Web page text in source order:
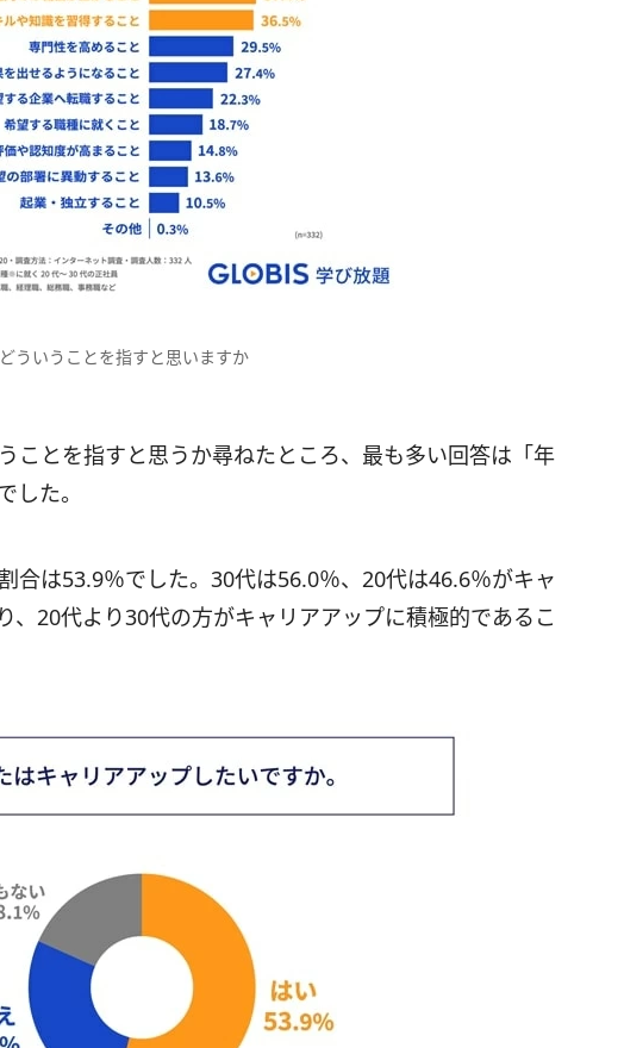
ういうことを指すと思いますか
ことを指すと思うか尋ねたところ、最も多い回答は「年
した。
合は53.9％でした。30代は56.0％、20代は46.6％がキャ
、20代より30代の方がキャリアアップに積極的であるこ